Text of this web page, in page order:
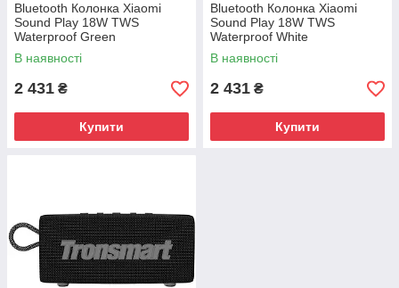
Bluetooth Колонка Xiaomi
Sound Play 18W TWS
Waterproof Green
(QBH4433GL) UA
В наявності
2 431 ₴
Купити
Bluetooth Колонка Xiaomi
Sound Play 18W TWS
Waterproof White
(QBH4435GL) UA
В наявності
2 431 ₴
Купити